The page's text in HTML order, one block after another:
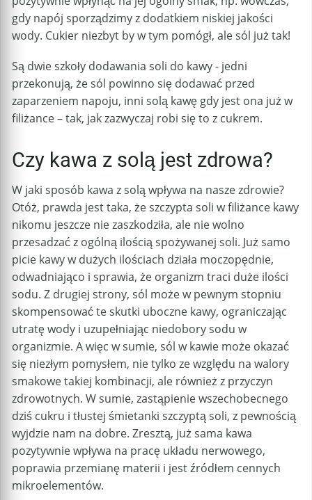
gdy napój sporządzimy z dodatkiem niskiej jakości
wody. Cukier niezbyt by w tym pomógł, ale sól już tak!
Są dwie szkoły dodawania soli do kawy - jedni
przekonują, że sól powinno się dodawać przed
zaparzeniem napoju, inni solą kawę gdy jest ona już w
filiżance – tak, jak zazwyczaj robi się to z cukrem.
Czy kawa z solą jest zdrowa?
W jaki sposób kawa z solą wpływa na nasze zdrowie?
Otóż, prawda jest taka, że szczypta soli w filiżance kawy
nikomu jeszcze nie zaszkodziła, ale nie wolno
przesadzać z ogólną ilością spożywanej soli. Już samo
picie kawy w dużych ilościach działa moczopędnie,
odwadniająco i sprawia, że organizm traci duże ilości
sodu. Z drugiej strony, sól może w pewnym stopniu
skompensować te skutki uboczne kawy, ograniczając
utratę wody i uzupełniając niedobory sodu w
organizmie. A więc w sumie, sól w kawie może okazać
się niezłym pomysłem, nie tylko ze względu na walory
smakowe takiej kombinacji, ale również z przyczyn
zdrowotnych. W sumie, zastąpienie wszechobecnego
dziś cukru i tłustej śmietanki szczyptą soli, z pewnością
wyjdzie nam na dobre. Zresztą, już sama kawa
pozytywnie wpływa na pracę układu nerwowego,
poprawia przemianę materii i jest źródłem cennych
mikroelementów.